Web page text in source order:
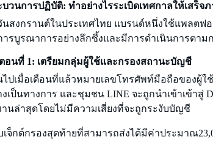
บวนการปฏิบัติ: ทำอย่างไรระเบิดเทศกาลให้เสร็จ
นสงกรานต์ในประเทศไทย แบรนด์หนึ่งใช้แพลตฟ
ารบูรณาการอย่างลึกซึ้งและมีการดำเนินการตาม
อนที่ 1: เตรียมกลุ่มผู้ใช้และกรองสถานะบัญชี
ไปเมื่อเดือนที่แล้วหมายเลขโทรศัพท์มือถือของผู้ใ
งเป็นทางการ และชุมชน LINE จะถูกนำเข้าเข้าสู่
านล่าสุดโดยไม่มีความเสี่ยงที่จะถูกระงับบัญชี
เจ็กต์กรองสุดท้ายที่สามารถส่งได้มีค่าประมาณ